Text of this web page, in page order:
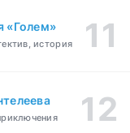
«Голем»
история